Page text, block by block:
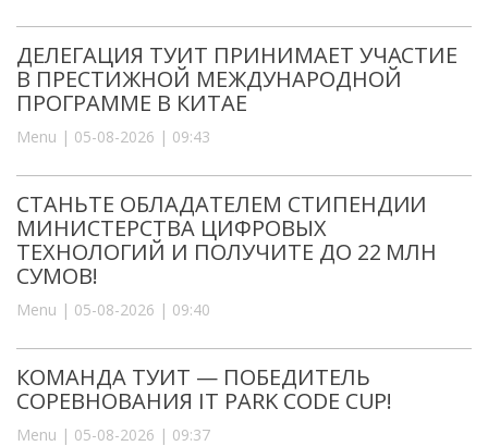
ДЕЛЕГАЦИЯ ТУИТ ПРИНИМАЕТ УЧАСТИЕ
В ПРЕСТИЖНОЙ МЕЖДУНАРОДНОЙ
ПРОГРАММЕ В КИТАЕ
Menu | 05-08-2026 | 09:43
СТАНЬТЕ ОБЛАДАТЕЛЕМ СТИПЕНДИИ
МИНИСТЕРСТВА ЦИФРОВЫХ
ТЕХНОЛОГИЙ И ПОЛУЧИТЕ ДО 22 МЛН
СУМОВ!
Menu | 05-08-2026 | 09:40
КОМАНДА ТУИТ — ПОБЕДИТЕЛЬ
СОРЕВНОВАНИЯ IT PARK CODE CUP!
Menu | 05-08-2026 | 09:37